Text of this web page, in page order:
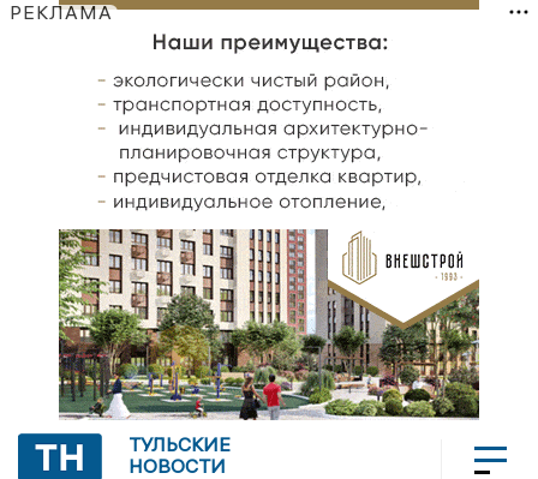
РЕКЛАМА
ТУЛЬСКИЕ
НОВОСТИ